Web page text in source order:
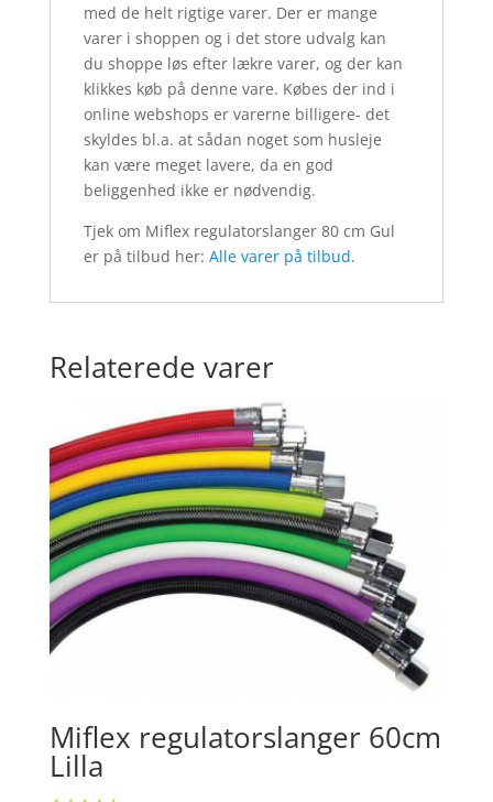
med de helt rigtige varer. Der er mange
varer i shoppen og i det store udvalg kan
du shoppe løs efter lækre varer, og der kan
klikkes køb på denne vare. Købes der ind i
online webshops er varerne billigere- det
skyldes bl.a. at sådan noget som husleje
kan være meget lavere, da en god
beliggenhed ikke er nødvendig.
Tjek om Miflex regulatorslanger 80 cm Gul
er på tilbud her: Alle varer på tilbud.
Relaterede varer
Miflex regulatorslanger 60cm
Lilla